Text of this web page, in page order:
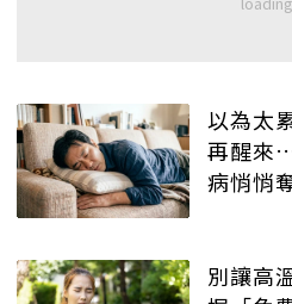
以為太
再醒來
病悄悄
別讓高